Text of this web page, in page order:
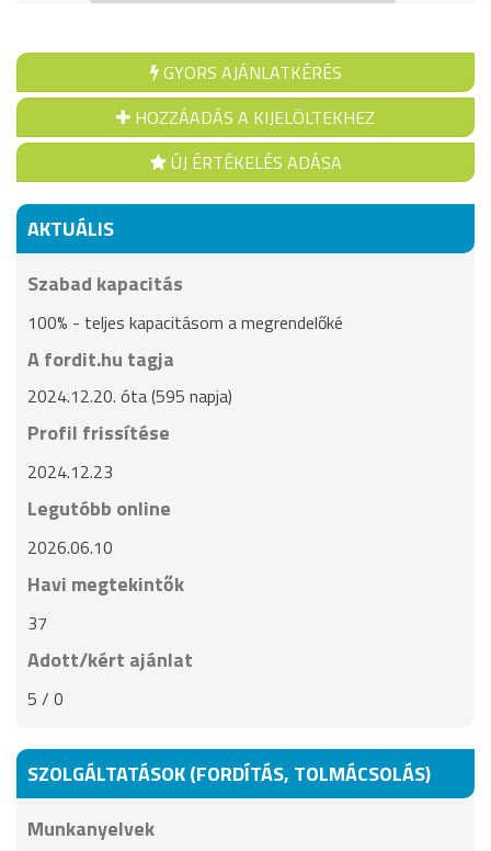
GYORS AJÁNLATKÉRÉS
HOZZÁADÁS A KIJELÖLTEKHEZ
ÚJ ÉRTÉKELÉS ADÁSA
AKTUÁLIS
Szabad kapacitás
100% - teljes kapacitásom a megrendelőké
A fordit.hu tagja
2024.12.20. óta (595 napja)
Profil frissítése
2024.12.23
Legutóbb online
2026.06.10
Havi megtekintők
37
Adott/kért ajánlat
5 / 0
SZOLGÁLTATÁSOK (FORDÍTÁS, TOLMÁCSOLÁS)
Munkanyelvek